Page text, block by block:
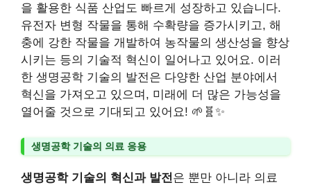
을 활용한 식품 산업도 빠르게 성장하고 있습니다.
유전자 변형 작물을 통해 수확량을 증가시키고, 해
충에 강한 작물을 개발하여 농작물의 생산성을 향상
시키는 등의 기술적 혁신이 일어나고 있어요. 이러
한 생명공학 기술의 발전은 다양한 산업 분야에서
혁신을 가져오고 있으며, 미래에 더 많은 가능성을
열어줄 것으로 기대되고 있어요! 🌱🧬✨
생명공학 기술의 의료 응용
생명공학 기술의 혁신과 발전은 뿐만 아니라 의료